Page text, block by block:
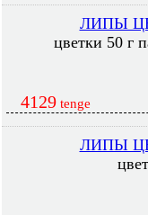
ЛИПЫ
цветки 50 г
4129 tenge
ЛИПЫ